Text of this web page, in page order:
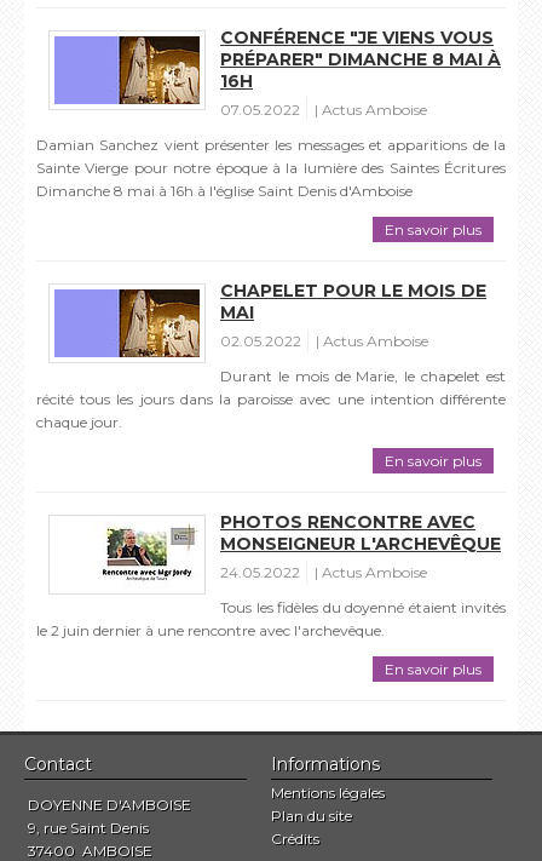
CONFÉRENCE "JE VIENS VOUS
PRÉPARER" DIMANCHE 8 MAI À
16H
07.05.2022
Actus Amboise
Damian Sanchez vient présenter les messages et apparitions de la
Sainte Vierge pour notre époque à la lumière des Saintes Écritures
Dimanche 8 mai à 16h à l'église Saint Denis d'Amboise
En savoir plus
CHAPELET POUR LE MOIS DE
MAI
02.05.2022
Actus Amboise
Durant le mois de Marie, le chapelet est
récité tous les jours dans la paroisse avec une intention différente
chaque jour.
En savoir plus
PHOTOS RENCONTRE AVEC
MONSEIGNEUR L'ARCHEVÊQUE
24.05.2022
Actus Amboise
Tous les fidèles du doyenné étaient invités
le 2 juin dernier à une rencontre avec l'archevêque.
En savoir plus
Contact
DOYENNE D'AMBOISE
9, rue Saint Denis
37400 AMBOISE
Informations
Mentions légales
Plan du site
Crédits